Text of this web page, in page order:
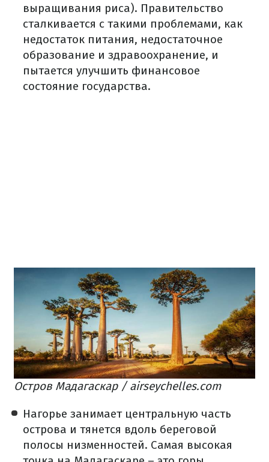
выращивания риса). Правительство
сталкивается с такими проблемами, как
недостаток питания, недостаточное
образование и здравоохранение, и
пытается улучшить финансовое
состояние государства.
Остров Мадагаскар / airseychelles.com
Нагорье занимает центральную часть
острова и тянется вдоль береговой
полосы низменностей. Самая высокая